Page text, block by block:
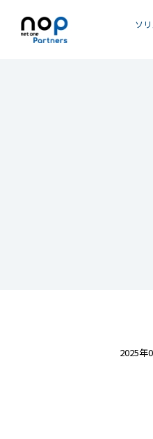
ソ
2025年